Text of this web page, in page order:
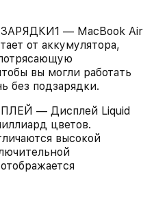
— MacBook Air
от аккумулятора,
вы могли работать
без подзарядки.
— Дисплей Liquid
цветов.
высокой